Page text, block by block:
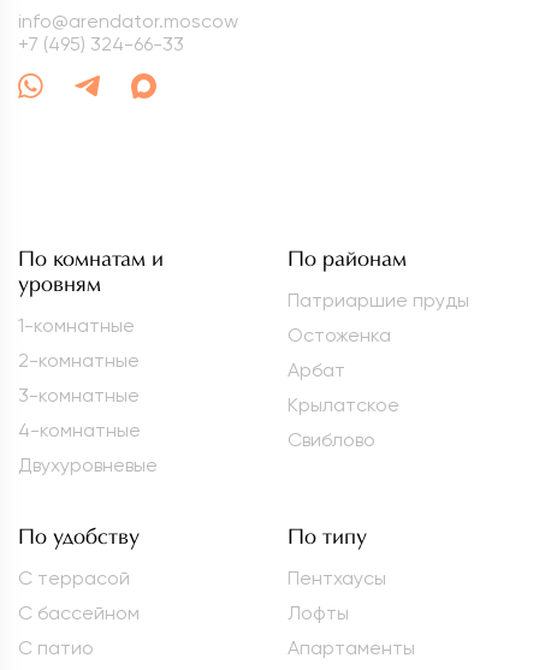
info@arendator.moscow
+7 (495) 324-66-33
По комнатам и
уровням
1-комнатные
2-комнатные
3-комнатные
4-комнатные
Двухуровневые
По районам
Патриаршие пруды
Остоженка
Арбат
Крылатское
Свиблово
По удобству
С террасой
С бассейном
С патио
По типу
Пентхаусы
Лофты
Апартаменты